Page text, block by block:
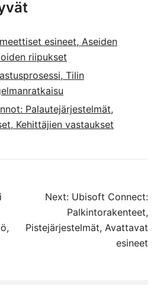
esineet, Aseiden
riipukset
Tilin
Palautejärjestelmät,
Kehittäjien vastaukset
Next: Ubisoft Connect:
Palkintorakenteet,
Pistejärjestelmät, Avattavat
esineet